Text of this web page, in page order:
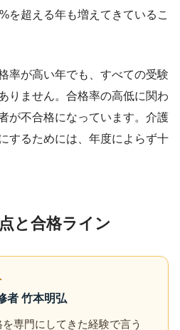
を超える年も増えてきているこ
率が高い年でも、すべての受験
りません。合格率の高低に関わ
が不合格になっています。介護
するためには、年度によらず十
と合格ライン
者 竹本明弘
専門にしてきた経験で言う